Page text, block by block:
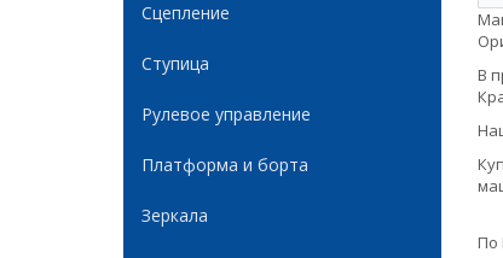
Сцепление
Ступица
Рулевое управление
Платформа и борта
Зеркала
В
По